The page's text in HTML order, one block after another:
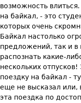
возможность
на байкал, - это
которых очень
Байкал настолько
предложений, так и в
распознать какие-
нескольких
поездку на байкал -
еще не высказал или,
эта поездка по